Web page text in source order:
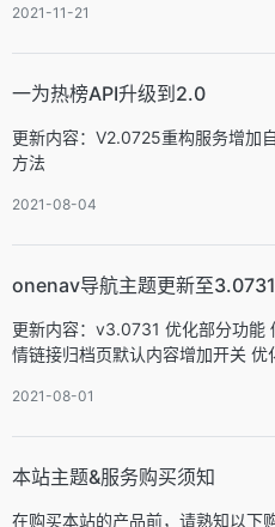
2021-11-21
一为热榜API升级到2.0
更新内容：V2.0725重构服务增加
方法
2021-08-04
onenav导航主题更新至3.0731
更新内容：v3.0731 优化部分功能
情链接归档页默认内容增加开关
2021-08-01
本站主题&服务购买须知
在购买本站的产品前，请熟知以下